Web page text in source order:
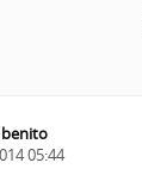
05:44